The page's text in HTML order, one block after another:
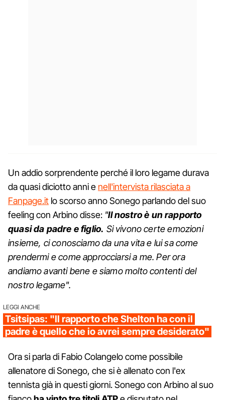
Un addio sorprendente perché il loro legame durava
da quasi diciotto anni e nell'intervista rilasciata a
Fanpage.it lo scorso anno Sonego parlando del suo
feeling con Arbino disse: "Il nostro è un rapporto
quasi da padre e figlio. Si vivono certe emozioni
insieme, ci conosciamo da una vita e lui sa come
prendermi e come approcciarsi a me. Per ora
andiamo avanti bene e siamo molto contenti del
nostro legame".
LEGGI ANCHE
Tsitsipas: "Il rapporto che Shelton ha con il
padre è quello che io avrei sempre desiderato"
Ora si parla di Fabio Colangelo come possibile
allenatore di Sonego, che si è allenato con l'ex
tennista già in questi giorni. Sonego con Arbino al suo